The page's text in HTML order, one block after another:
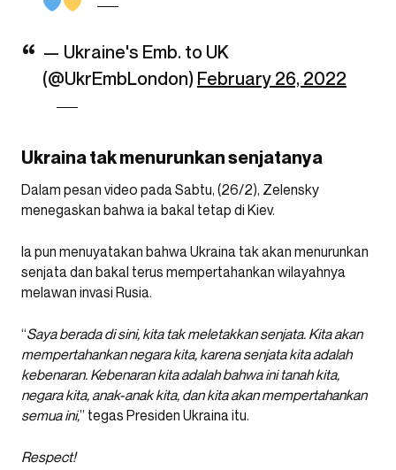
— Ukraine's Emb. to UK
(@UkrEmbLondon) February 26, 2022
Ukraina tak menurunkan senjatanya
Dalam pesan video pada Sabtu, (26/2), Zelensky
menegaskan bahwa ia bakal tetap di Kiev.
Ia pun menuyatakan bahwa Ukraina tak akan menurunkan
senjata dan bakal terus mempertahankan wilayahnya
melawan invasi Rusia.
“Saya berada di sini, kita tak meletakkan senjata. Kita akan
mempertahankan negara kita, karena senjata kita adalah
kebenaran. Kebenaran kita adalah bahwa ini tanah kita,
negara kita, anak-anak kita, dan kita akan mempertahankan
semua ini,” tegas Presiden Ukraina itu.
Respect!